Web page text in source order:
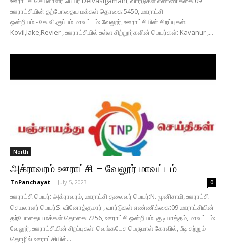
ஊராட்சியின் தற்போதைய மக்கள் தொகை:5450, ஊராட்சி
ஒன்றியம்:- கே.வி.குப்பம் மாவட்டம்: வேலூர், ஊராட்சியின் சிறப்புகள்:
Kovil,lake,Revier , ஊராட்சியில் உள்ள சிற்றூர்களின் பெயர்கள்: Kavanur ,...
North
அக்ராவரம் ஊராட்சி – வேலூர் மாவட்டம்
TnPanchayat - July 5, 2023 0
ஊராட்சி பெயர்: அக்ராவரம், ஊராட்சி தலைவர் பெயர்:N. முனிசாமி, ஊராட்சி
செயலாளர் பெயர்S. வினோத்குமார் , வார்டுகள் எண்ணிக்கை:09 ஊராட்சியின்
தற்போதைய மக்கள் தொகை:7256, ஊராட்சி ஒன்றியம்: குடியாத்தம், மாவட்டம்:
வேலூர், ஊராட்சியின் சிறப்புகள்: வெங்கடேச பெருமாள் கோவில், பீடி சுற்றும்
தொழில் ஊராட்சியில்...